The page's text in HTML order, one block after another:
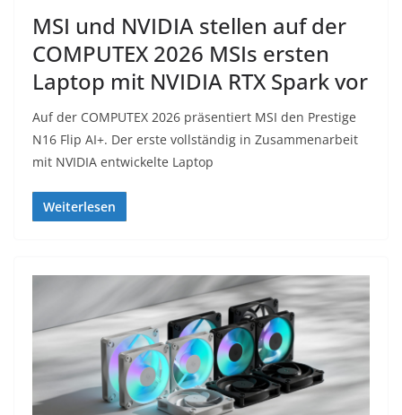
MSI und NVIDIA stellen auf der
COMPUTEX 2026 MSIs ersten
Laptop mit NVIDIA RTX Spark vor
Auf der COMPUTEX 2026 präsentiert MSI den Prestige
N16 Flip AI+. Der erste vollständig in Zusammenarbeit
mit NVIDIA entwickelte Laptop
Weiterlesen